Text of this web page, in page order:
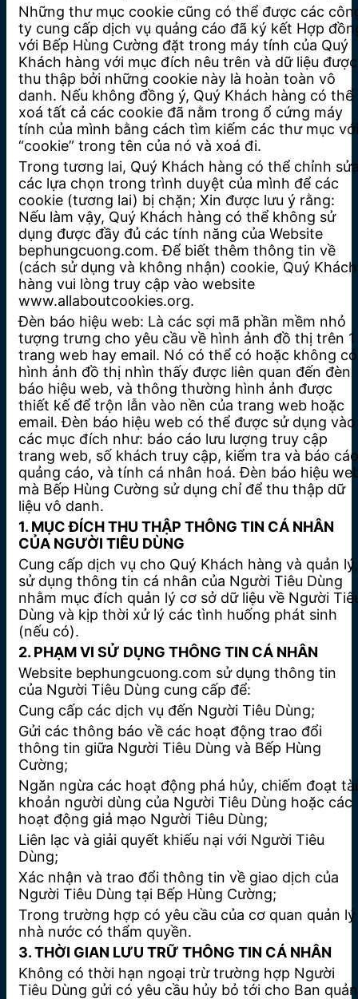
Những thư mục cookie cũng có thể được các
ty cung cấp dịch vụ quảng cáo đã ký kết Hợp
với Bếp Hùng Cường đặt trong máy tính của Quý
Khách hàng với mục đích nêu trên và dữ liệu được
thu thập bởi những cookie này là hoàn toàn vô
danh. Nếu không đồng ý, Quý Khách hàng có thể
xoá tất cả các cookie đã nằm trong ổ cứng máy
tính của mình bằng cách tìm kiếm các thư mục với
“cookie” trong tên của nó và xoá đi.
Trong tương lai, Quý Khách hàng có thể chỉnh
các lựa chọn trong trình duyệt của mình để các
cookie (tương lai) bị chặn; Xin được lưu ý rằng:
Nếu làm vậy, Quý Khách hàng có thể không sử
dụng được đầy đủ các tính năng của Website
bephungcuong.com. Để biết thêm thông tin về
(cách sử dụng và không nhận) cookie, Quý Khách
hàng vui lòng truy cập vào website
www.allaboutcookies.org.
Đèn báo hiệu web: Là các sợi mã phần mềm nhỏ
tượng trưng cho yêu cầu về hình ảnh đồ thị trên 1
trang web hay email. Nó có thể có hoặc không có
hình ảnh đồ thị nhìn thấy được liên quan đến đèn
báo hiệu web, và thông thường hình ảnh được
thiết kế để trộn lẫn vào nền của trang web hoặc
email. Đèn báo hiệu web có thể được sử dụng vào
các mục đích như: báo cáo lưu lượng truy cập
trang web, số khách truy cập, kiểm tra và báo cáo
quảng cáo, và tính cá nhân hoá. Đèn báo hiệu
mà Bếp Hùng Cường sử dụng chỉ để thu thập dữ
liệu vô danh.
1. MỤC ĐÍCH THU THẬP THÔNG TIN CÁ NHÂN
CỦA NGƯỜI TIÊU DÙNG
Cung cấp dịch vụ cho Quý Khách hàng và quản lý,
sử dụng thông tin cá nhân của Người Tiêu Dùng
nhằm mục đích quản lý cơ sở dữ liệu về Người
Dùng và kịp thời xử lý các tình huống phát sinh
(nếu có).
2. PHẠM VI SỬ DỤNG THÔNG TIN CÁ NHÂN
Website bephungcuong.com sử dụng thông tin
của Người Tiêu Dùng cung cấp để:
Cung cấp các dịch vụ đến Người Tiêu Dùng;
Gửi các thông báo về các hoạt động trao đổi
thông tin giữa Người Tiêu Dùng và Bếp Hùng
Cường;
Ngăn ngừa các hoạt động phá hủy, chiếm đoạt tài
khoản người dùng của Người Tiêu Dùng hoặc các
hoạt động giả mạo Người Tiêu Dùng;
Liên lạc và giải quyết khiếu nại với Người Tiêu
Dùng;
Xác nhận và trao đổi thông tin về giao dịch của
Người Tiêu Dùng tại Bếp Hùng Cường;
Trong trường hợp có yêu cầu của cơ quan quản lý
nhà nước có thẩm quyền.
3. THỜI GIAN LƯU TRỮ THÔNG TIN CÁ NHÂN
Không có thời hạn ngoại trừ trường hợp Người
Tiêu Dùng gửi có yêu cầu hủy bỏ tới cho Ban quản